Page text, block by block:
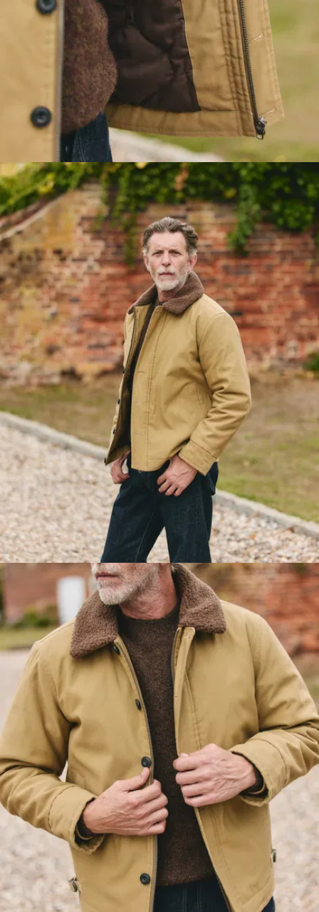
Gerader Schnitt.
Perfekt, um sie über
einen dicken Pulli zu
ziehen, ohne euch wie
eine Seemine
aussehen zu lassen.
Praktische Länge.
Sie sitzt auf
Hüfthöhe, ihr könnt
euch also ungehindert
hinsetzen oder auf
euer Fahrrad steigen.
Komplett
gefüttert.Vom Body
bis zu den Ärmeln,
was sie kuschelig
warm macht.
3 Taschen.2 vorne
für eure Hände, eine
innen mit
Druckknopfverschluss.
Freut euch auf jede
Menge Stauraum.